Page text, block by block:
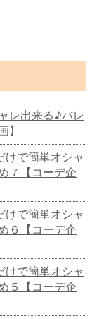
レ出来る♪バレ
】
けで簡単オシャ
７【コーデ企
けで簡単オシャ
６【コーデ企
けで簡単オシャ
５【コーデ企